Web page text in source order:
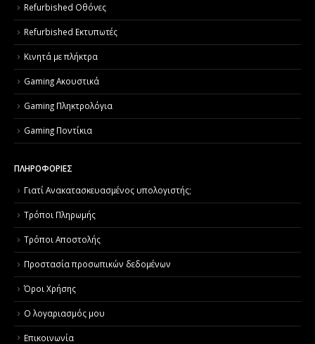
Refurbished Οθόνες
Refurbished Εκτυπωτές
Κινητά με πλήκτρα
Gaming Ακουστικά
Gaming Πληκτρολόγια
Gaming Ποντίκια
ΠΛΗΡΟΦΟΡΙΕΣ
Γιατί Aνακατασκευασμένος υπολογιστής;
Τρόποι Πληρωμής
Τρόποι Αποστολής
Προστασία προσωπικών δεδομένων
Όροι Χρήσης
Ο λογαριασμός μου
Επικοινωνία